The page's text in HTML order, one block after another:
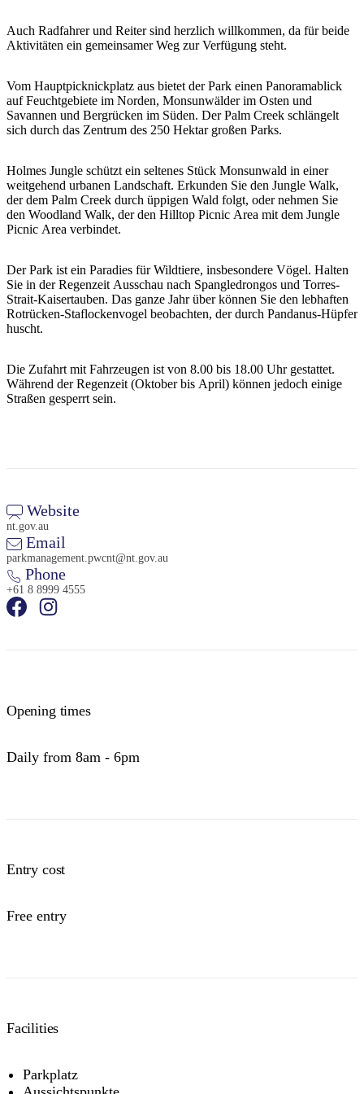
up
Auch Radfahrer und Reiter sind herzlich willkommen, da für beide
Aktivitäten ein gemeinsamer Weg zur Verfügung steht.
Vom Hauptpicknickplatz aus bietet der Park einen Panoramablick
auf Feuchtgebiete im Norden, Monsunwälder im Osten und
Savannen und Bergrücken im Süden. Der Palm Creek schlängelt
sich durch das Zentrum des 250 Hektar großen Parks.
Holmes Jungle schützt ein seltenes Stück Monsunwald in einer
weitgehend urbanen Landschaft. Erkunden Sie den Jungle Walk,
der dem Palm Creek durch üppigen Wald folgt, oder nehmen Sie
den Woodland Walk, der den Hilltop Picnic Area mit dem Jungle
Picnic Area verbindet.
Der Park ist ein Paradies für Wildtiere, insbesondere Vögel. Halten
Sie in der Regenzeit Ausschau nach Spangledrongos und Torres-
Strait-Kaisertauben. Das ganze Jahr über können Sie den lebhaften
Rotrücken-Staflockenvogel beobachten, der durch Pandanus-Hüpfer
huscht.
Die Zufahrt mit Fahrzeugen ist von 8.00 bis 18.00 Uhr gestattet.
Während der Regenzeit (Oktober bis April) können jedoch einige
Straßen gesperrt sein.
Website
nt.gov.au
Email
parkmanagement.pwcnt@nt.gov.au
Phone
+61 8 8999 4555
Opening times
Daily from 8am - 6pm
Entry cost
Free entry
Facilities
Parkplatz